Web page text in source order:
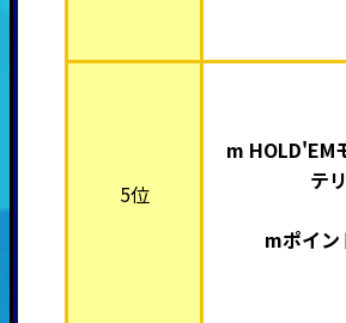
5位
m HOLD'EM
テ
mポイン